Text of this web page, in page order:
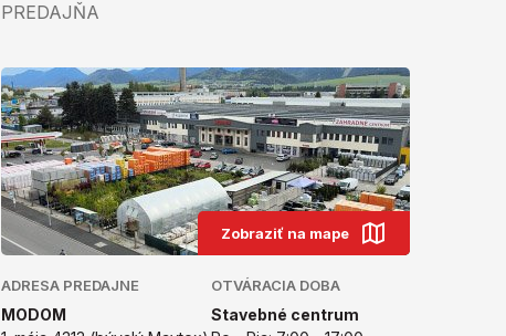
PREDAJŇA
Zobraziť na mape
ADRESA PREDAJNE
MODOM
OTVÁRACIA DOBA
Stavebné centrum